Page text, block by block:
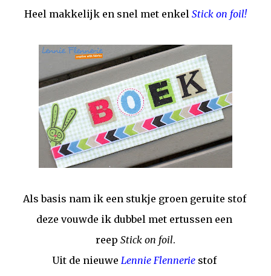
Heel makkelijk en snel met enkel Stick on foil!
Als basis nam ik een stukje groen geruite stof
deze vouwde ik dubbel met ertussen een
reep Stick on foil.
Uit de nieuwe Lennie Flennerie stof